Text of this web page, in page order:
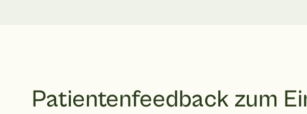
Patientenfeedback zum